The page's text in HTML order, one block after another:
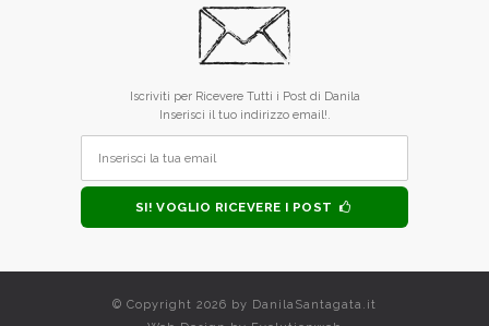
Iscriviti per Ricevere Tutti i Post di Danila
Inserisci il tuo indirizzo email!.
SI! VOGLIO RICEVERE I POST
© Copyright 2026 by DanilaSantagata.it